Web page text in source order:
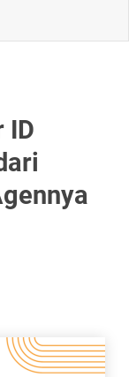
ID